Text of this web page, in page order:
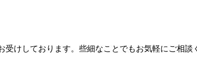
けしております。些細なことでもお気軽にご相談